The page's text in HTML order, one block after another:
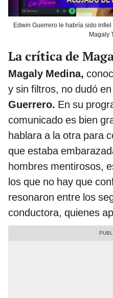
Edwin Guerrero le habría sido
Magaly
La crítica de
Magaly Medina,
y sin filtros, no dudó
Guerrero. En su
comunicado es bien
hablara a la otra para
que estaba
hombres mentirosos,
los que no hay que
resonaron entre los
conductora, quienes